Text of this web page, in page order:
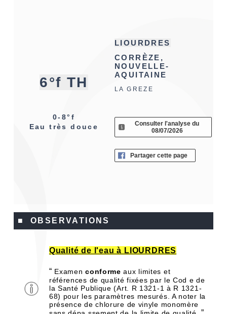
6°f TH
0-8°f
Eau très douce
LIOURDRES
CORRÈZE,
NOUVELLE-
AQUITAINE
LA GREZE
Consulter l'analyse du
08/07/2026
Partager cette page
■ OBSERVATIONS
Qualité de l'eau à LIOURDRES
“ Examenconforme aux limites et
références de qualité fixées par le Cod e de
la Santé Publique (Art. R 1321-1 à R 1321-
68) pour les paramètres mesurés. A noter la
présence de chlorure de vinyle monomère